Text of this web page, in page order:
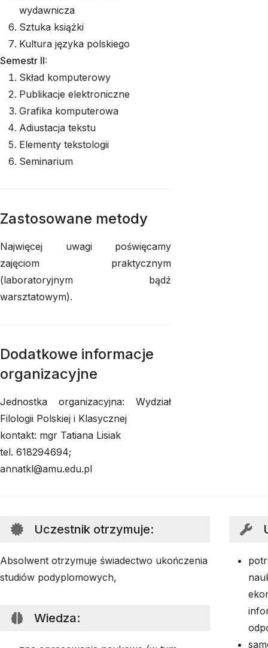
wydawnicza
Sztuka książki
Kultura języka polskiego
Semestr II:
Skład komputerowy
Publikacje elektroniczne
Grafika komputerowa
Adiustacja tekstu
Elementy tekstologii
Seminarium
Zastosowane metody
Najwięcej uwagi poświęcamy
zajęciom praktycznym
(laboratoryjnym bądź
warsztatowym).
Dodatkowe informacje
organizacyjne
Jednostka organizacyjna: Wydział
Filologii Polskiej i Klasycznej
kontakt: mgr Tatiana Lisiak
tel. 618294694;
annatkl@amu.edu.pl
Uczestnik otrzymuje:
Absolwent otrzymuje świadectwo ukończenia
studiów podyplomowych,
Wiedza: